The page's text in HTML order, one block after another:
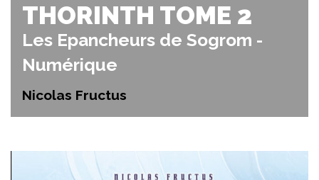
THORINTH TOME 2
Les Epancheurs de Sogrom -
Numérique
Nicolas Fructus